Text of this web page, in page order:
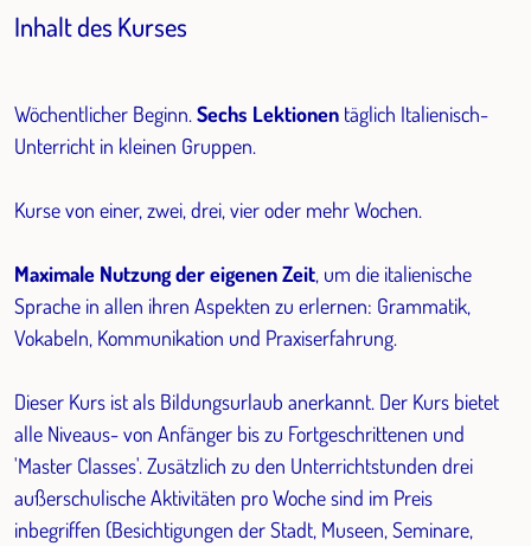
Inhalt des Kurses
Wöchentlicher Beginn.Sechs Lektionen täglich Italienisch-
Unterricht in kleinen Gruppen.
Kurse von einer, zwei, drei, vier oder mehr Wochen.
Maximale Nutzung der eigenen Zeit, um die italienische
Sprache in allen ihren Aspekten zu erlernen: Grammatik,
Vokabeln, Kommunikation und Praxiserfahrung.
Dieser Kurs ist als Bildungsurlaub anerkannt. Der Kurs bietet
alle Niveaus- von Anfänger bis zu Fortgeschrittenen und
'Master Classes'. Zusätzlich zu den Unterrichtstunden drei
außerschulische Aktivitäten pro Woche sind im Preis
inbegriffen (Besichtigungen der Stadt, Museen, Seminare,